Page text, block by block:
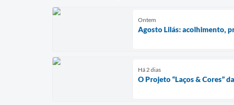
Ontem
Agosto Lilás: acolhimento,
Há 2 dias
O Projeto “Laços & Cores”